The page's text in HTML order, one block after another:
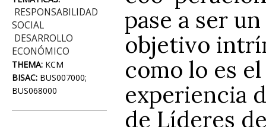
RESPONSABILIDAD
SOCIAL
DESARROLLO
ECONÓMICO
THEMA: KCM
BISAC: BUS007000;
BUS068000
pase a ser
objetivo
como lo es
experiencia
de Líderes